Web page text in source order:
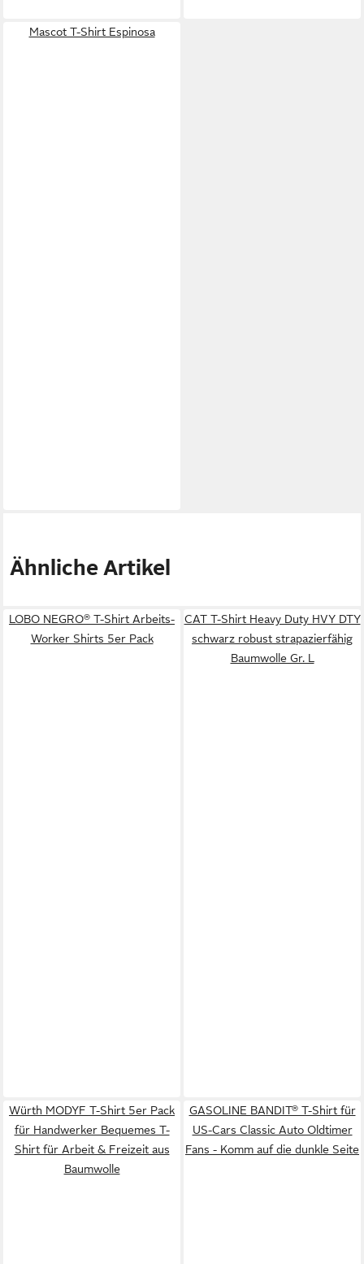
Mascot T-Shirt Espinosa
Ähnliche Artikel
LOBO NEGRO® T-Shirt Arbeits-
Worker Shirts 5er Pack
CAT T-Shirt Heavy Duty HVY DTY
schwarz robust strapazierfähig
Baumwolle Gr. L
Würth MODYF T-Shirt 5er Pack
für Handwerker Bequemes T-
Shirt für Arbeit & Freizeit aus
Baumwolle
GASOLINE BANDIT® T-Shirt für
US-Cars Classic Auto Oldtimer
Fans - Komm auf die dunkle Seite